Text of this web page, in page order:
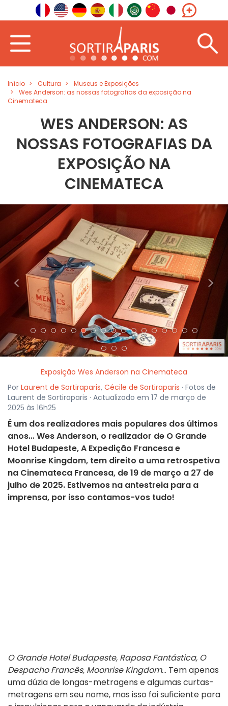
Início Cultura
Museus e Exposições
Wes Anderson: as nossas fotografias da exposição na
Cinemateca
WES ANDERSON: AS
NOSSAS FOTOGRAFIAS DA
EXPOSIÇÃO NA
CINEMATECA
< >
Exposição Wes Anderson na Cinemateca
Por Laurent de Sortiraparis, Cécile de Sortiraparis · Fotos de
Laurent de Sortiraparis · Actualizado em 17 de março de
2025 às 16h25
É um dos realizadores mais populares dos últimos
anos... Wes Anderson, o realizador de O Grande
Hotel Budapeste, A Expedição Francesa e
Moonrise Kingdom, tem direito a uma retrospetiva
na Cinemateca Francesa, de 19 de março a 27 de
julho de 2025. Estivemos na antestreia para a
imprensa, por isso contamos-vos tudo!
O Grande Hotel Budapeste, Raposa Fantástica, O
Despacho Francês, Moonrise Kingdom... Tem apenas
uma dúzia de longas-metragens e algumas curtas-
metragens em seu nome, mas isso foi suficiente para